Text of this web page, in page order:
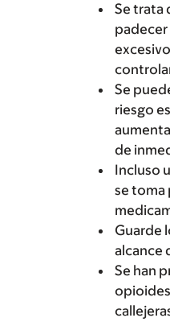
Se trata
Se
riesgo
de
Incluso
se toma
Guarde
alcance
Se han